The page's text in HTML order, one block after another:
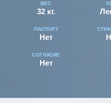
ВЕС
32 кг.
ПАСПОРТ
Нет
СОГЛАСИЕ
Нет